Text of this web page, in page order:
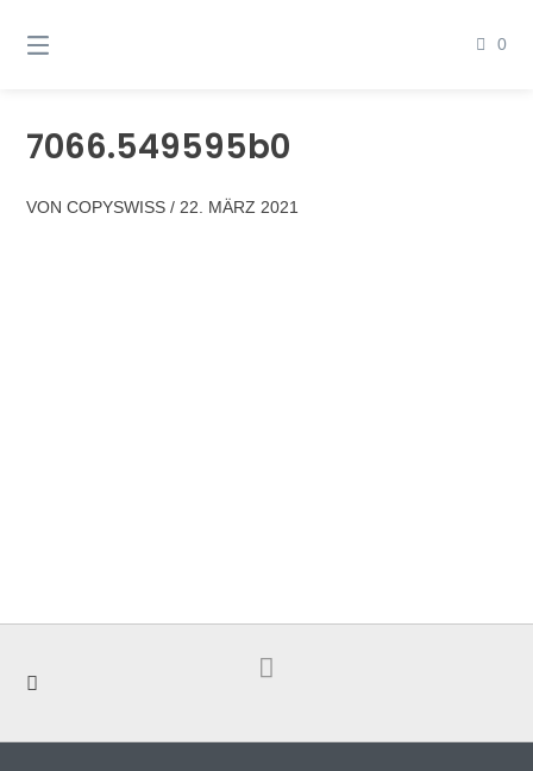
zum
0
7066.549595b0
VONCOPYSWISS / 22. MÄRZ 2021